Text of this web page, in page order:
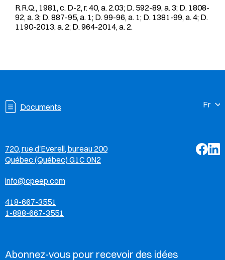
R.R.Q., 1981, c. D-2, r. 40, a. 2.03; D. 592-89, a. 3; D. 1808-
92, a. 3; D. 887-95, a. 1; D. 99-96, a. 1; D. 1381-99, a. 4; D.
1190-2013, a. 2; D. 964-2014, a. 2.
Documents
720, rue d'Everell, bureau 200
Québec (Québec) G1C 0N2
info@cpeep.com
418-667-3551
1-888-667-3551
Abonnez-vous pour recevoir des idées